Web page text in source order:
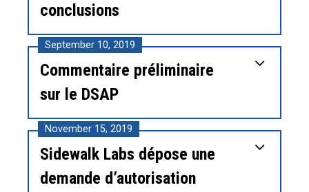
conclusions
September 10, 2019
Commentaire préliminaire
sur le DSAP
November 15, 2019
Sidewalk Labs dépose une
demande d’autorisation